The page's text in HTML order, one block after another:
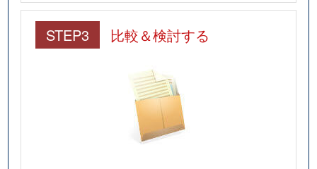
STEP3 比較＆検討する